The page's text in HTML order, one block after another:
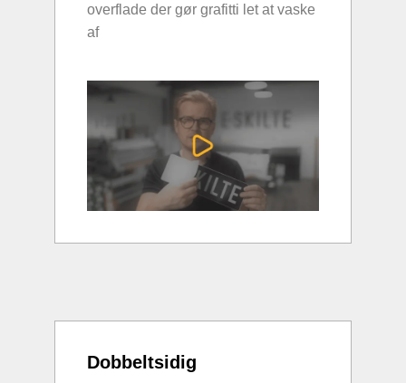
overflade der gør grafitti let at vaske
af
Dobbeltsidig